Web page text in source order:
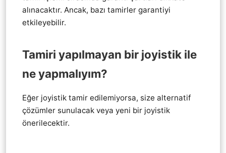
alınacaktır. Ancak, bazı tamirler garantiyi
etkileyebilir.
Tamiri yapılmayan bir joyistik ile
ne yapmalıyım?
Eğer joyistik tamir edilemiyorsa, size alternatif
çözümler sunulacak veya yeni bir joyistik
önerilecektir.